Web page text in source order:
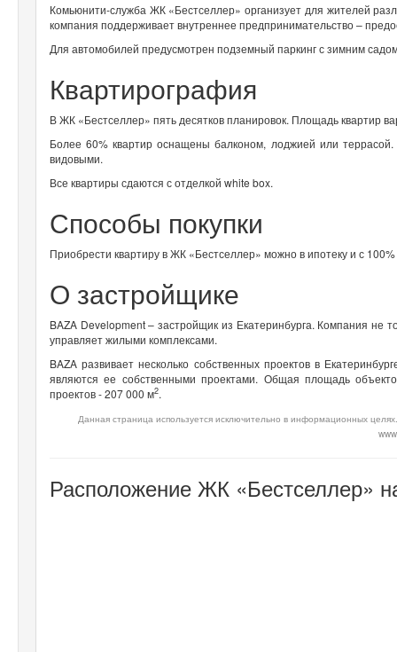
Комьюнити-служба ЖК «Бестселлер» организует для жителей
компания поддерживает внутреннее предпринимательство –
Для автомобилей предусмотрен подземный паркинг с зимним
Квартирография
В ЖК «Бестселлер» пять десятков планировок. Площадь квартир
Более 60% квартир оснащены балконом, лоджией или
видовыми.
Все квартиры сдаются с отделкой white box.
Способы покупки
Приобрести квартиру в ЖК «Бестселлер» можно в ипотеку и с
О застройщике
BAZA Development – застройщик из Екатеринбурга. Компания не
управляет жилыми комплексами.
BAZA развивает несколько собственных проектов в
являются ее собственными проектами. Общая площадь
проектов - 207 000 м2.
Данная страница используется исключительно в информационных
Расположение ЖК «Бестселлер»